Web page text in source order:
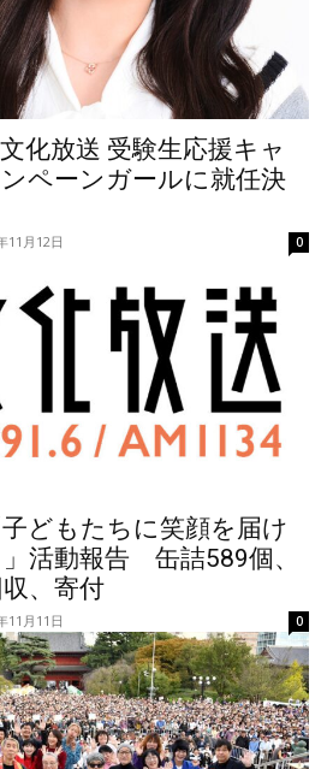
化放送 受験生応援キャ
ペーンガールに就任決
11月12日 0
子どもたちに笑顔を届け
活動報告 缶詰589個、
、寄付
11月11日 0